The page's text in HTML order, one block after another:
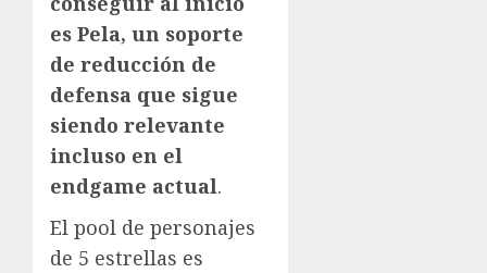
es Pela, un soporte
de reducción de
defensa que sigue
siendo relevante
incluso en el
endgame actual.
El pool de personajes
de 5 estrellas es